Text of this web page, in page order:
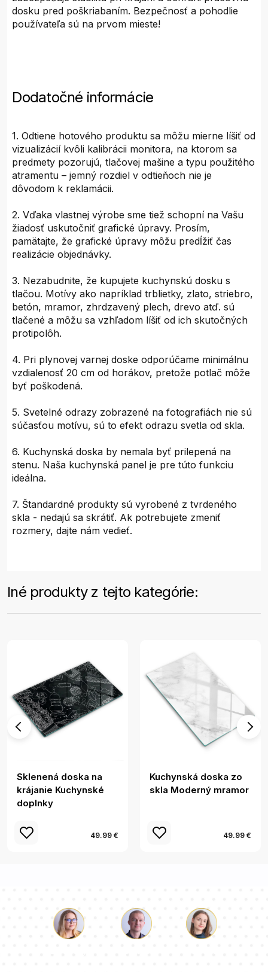
dosku pred poškriabaním. Bezpečnosť a pohodlie
používateľa sú na prvom mieste!
Dodatočné informácie
1. Odtiene hotového produktu sa môžu mierne líšiť od
vizualizácií kvôli kalibrácii monitora, na ktorom sa
predmety pozorujú, tlačovej mašine a typu použitého
atramentu – jemný rozdiel v odtieňoch nie je
dôvodom k reklamácii.
2. Vďaka vlastnej výrobe sme tiež schopní na Vašu
žiadosť uskutočniť grafické úpravy. Prosím,
pamätajte, že grafické úpravy môžu predĺžiť čas
realizácie objednávky.
3. Nezabudnite, že kupujete kuchynskú dosku s
tlačou. Motívy ako napríklad trblietky, zlato, striebro,
betón, mramor, zhrdzavený plech, drevo atď. sú
tlačené a môžu sa vzhľadom líšiť od ich skutočných
protipolôh.
4. Pri plynovej varnej doske odporúčame minimálnu
vzdialenosť 20 cm od horákov, pretože potlač môže
byť poškodená.
5. Svetelné odrazy zobrazené na fotografiách nie sú
súčasťou motívu, sú to efekt odrazu svetla od skla.
6. Kuchynská doska by nemala byť prilepená na
stenu. Naša kuchynská panel je pre túto funkciu
ideálna.
7. Štandardné produkty sú vyrobené z tvrdeného
skla - nedajú sa skrátiť. Ak potrebujete zmeniť
rozmery, dajte nám vedieť.
Iné produkty z tejto kategórie:
Sklenená doska na
krájanie Kuchynské
doplnky
49.99 €
Kuchynská doska zo
skla Moderný mramor
49.99 €